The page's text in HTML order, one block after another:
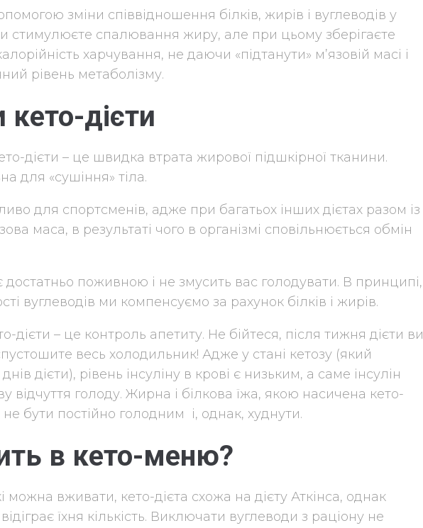
зміни співвідношення білків, жирів і вуглеводів у
стимулюєте спалювання жиру, але при цьому зберігаєте
харчування, не даючи «підтанути» м’язовій масі і
рівень метаболізму.
кето-дієти
дієти – це швидка втрата жирової підшкірної тканини.
для «сушіння» тіла.
для спортсменів, адже при багатьох інших дієтах разом із
маса, в результаті чого в організмі сповільнюється обмін
достатньо поживною і не змусить вас голодувати. В принципі,
вуглеводів ми компенсуємо за рахунок білків і жирів.
– це контроль апетиту. Не бійтеся, після тижня дієти ви
весь холодильник! Адже у стані кетозу (який
дієти), рівень інсуліну в крові є низьким, а саме інсулін
відчуття голоду. Жирна і білкова їжа, якою насичена кето-
бути постійно голодним і, однак, худнути.
в кето-меню?
можна вживати, кето-дієта схожа на дієту Аткінса, однак
їхня кількість. Виключати вуглеводи з раціону не